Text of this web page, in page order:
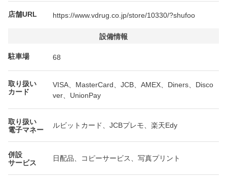
店舗URL https://www.vdrug.co.jp/store/10330/?shufoo
設備情報
駐車場 68
取り扱い
カード
VISA、MasterCard、JCB、AMEX、Diners、Disco
ver、UnionPay
取り扱い
電子マネー
ルビットカード、JCBプレモ、楽天Edy
併設
サービス
日配品、コピーサービス、写真プリント